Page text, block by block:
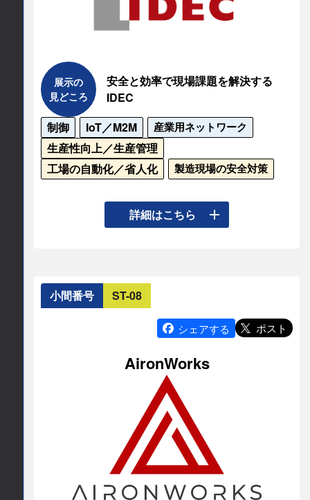
https://www.ilc.co.jp
所在地
〒101-0021
東京都千代田区外神田6-16-9 8F
ICOPビル
TEL
03-3831-6666
公式サイト
http://www.icop.co.jp/
展示の
見どころ
安全と効率で現場課題を解決する
IDEC
制御
IoT／M2M 産業用ネットワーク
生産性向上／生産管理
工場の自動化／省人化
製造現場の安全対策
IDECは80年にわたり「安全」を原点に、お客様の
現場課題を解決する製品とソリューションを提供
は、非常停止スイッチやAGV/AMR向け安全システ
ム、省配線や冗長化による効率化、IoT/HMIで実現
する“見える化”を実機と共に紹介します。さらに目
システムの簡単構築を、わかりやすい解説と臨場
感ある実演でご体感いただけます。IDECはこれか
らも、お客様中心の視点で安全・効率・快適な現
場づくりを支援します。
詳細はこちら
小間番号 ST-08
シェアする ポスト
AironWorks